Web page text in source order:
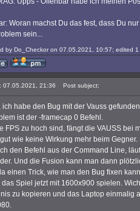
Woran machst Du das fest, dass Du
sein...
by Do_Checkor on 07.05.2021, 10:57; edited 1
07.05.2021, 21:36 Post subject:
ich habe den Bug mit der Vauss
ist der -framecap 0 Befehl.
FPS zu hoch sind, fängt die VAUSS bei
wie keine Wirkung mehr beim Gegner.
den Befehl aus der Command Line,
Und die Fusion kann man dann
einen Trick, wie man den Bug fixen
das Spiel jetzt mit 1600x900 spielen.
zu kopieren und das Laptop einmalig